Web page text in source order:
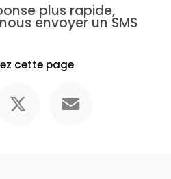
plus rapide,
envoyer un SMS
cette page